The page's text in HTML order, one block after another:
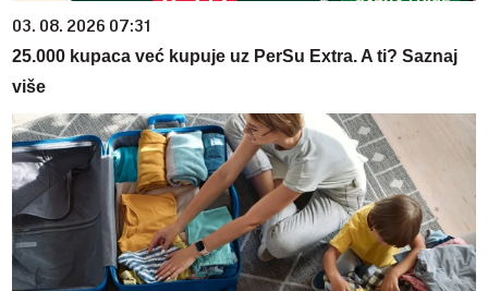
03. 08. 2026 07:31
25.000 kupaca već kupuje uz PerSu Extra. A ti? Saznaj
više